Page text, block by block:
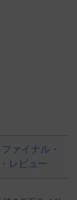
ァイナル・
レビュー